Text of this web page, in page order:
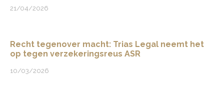
21/04/2026
Recht tegenover macht: Trias Legal neemt het
op tegen verzekeringsreus ASR
10/03/2026